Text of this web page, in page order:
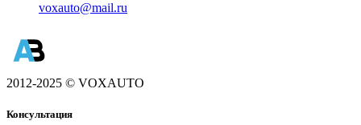
voxauto@mail.ru
2012-2025 © VOXAUTO
Консультация